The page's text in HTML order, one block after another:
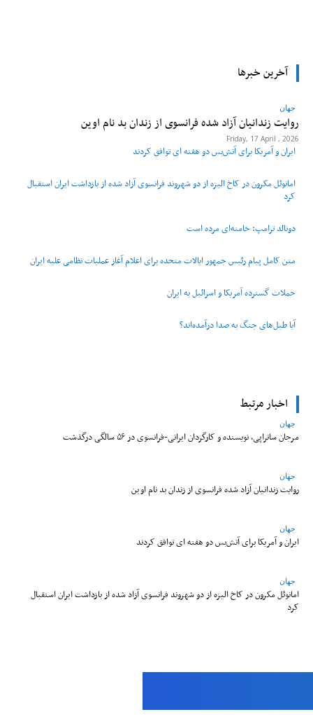
آخرین خبرها
جهان
روایت زندانیان آزاد شده فرانسوی از زندان ‌بد نام اوین
Friday, 17 April , 2026
ایران و آمریکا برای آتش‌بس دو هفته‌ ای توافق کردند
امانوئل مکرون در کاخ الیزه از دو شهروند فرانسوی آزاد شده از بازداشت ایران استقبال
کرد
دونالد ترامپ: خامنه‌ای مرده است
متن کامل پیام رئیس جمهور ایالات متحده برای اعلام آغاز عملیات نظامی علیه ایران
حملات گسترده آمریکا و اسرائیل به ایران
آیا طبل‌های جنگ به صدا درآمده‌اند؟
اخبار مرتبط
جهان
مرجان ساتراپی، نویسنده و کارگردان ایرانی-فرانسوی در ۵۶ سالگی درگذشت
جهان
روایت زندانیان آزاد شده فرانسوی از زندان ‌بد نام اوین
جهان
ایران و آمریکا برای آتش‌بس دو هفته‌ ای توافق کردند
جهان
امانوئل مکرون در کاخ الیزه از دو شهروند فرانسوی آزاد شده از بازداشت ایران استقبال
کرد